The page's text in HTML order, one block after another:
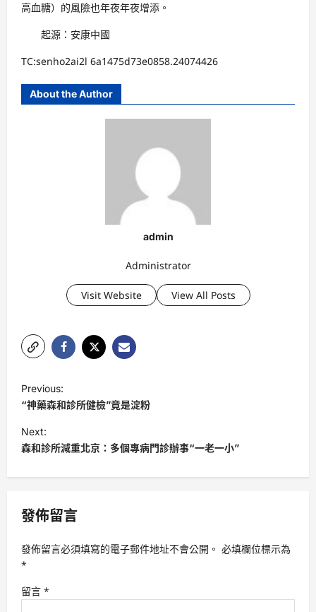
高血糖）的風險也年夜年夜增添。
起源：安康中國
TC:senho2ai2l 6a1475d73e0858.24074426
About the Author
admin
Administrator
Visit Website View All Posts
o
s
t
v
g
t
Previous:
“神藥森和診所健檢”竟是淀粉
Next:
森和診所減重北京：多個專病門診辦事“一老一小”
發佈留言
發佈留言必須填寫的電子郵件地址不會公開。 必填欄位標示為
*
留言 *